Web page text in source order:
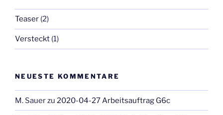
Teaser (2)
Versteckt (1)
NEUESTE KOMMENTARE
M. Sauerzu 2020-04-27 Arbeitsauftrag G6c